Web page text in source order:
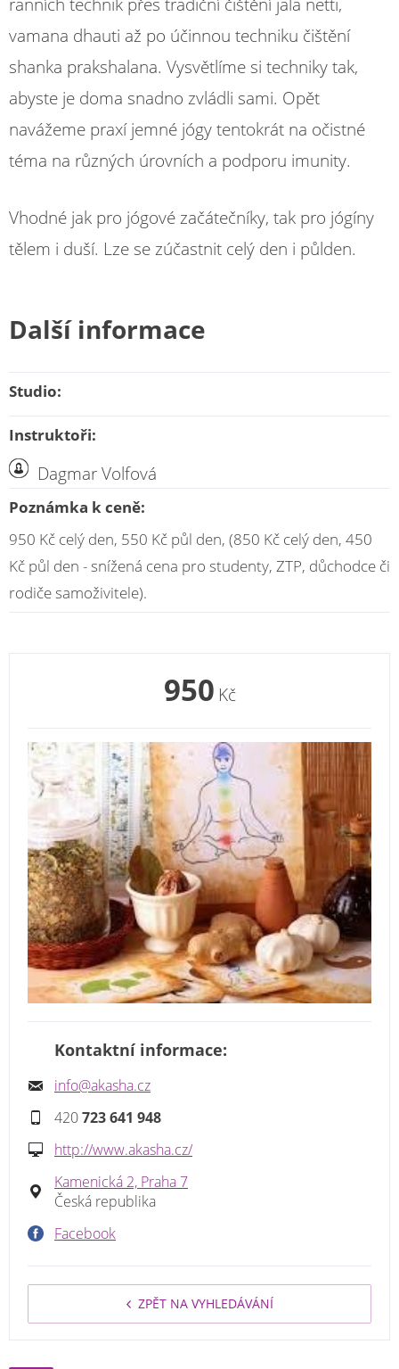
vamana dhauti až po účinnou techniku čištění
shanka prakshalana. Vysvětlíme si techniky tak,
abyste je doma snadno zvládli sami. Opět
navážeme praxí jemné jógy tentokrát na očistné
téma na různých úrovních a podporu imunity.
Vhodné jak pro jógové začátečníky, tak pro jógíny
tělem i duší. Lze se zúčastnit celý den i půlden.
Další informace
Studio:
Instruktoři:
Dagmar Volfová
Poznámka k ceně:
950 Kč celý den, 550 Kč půl den, (850 Kč celý den, 450
Kč půl den - snížená cena pro studenty, ZTP, důchodce či
rodiče samoživitele).
950 Kč
Kontaktní informace:
info@akasha.cz
420723 641 948
http://www.akasha.cz/
Kamenická 2, Praha 7
Česká republika
Facebook
ZPĚT NA VYHLEDÁVÁNÍ